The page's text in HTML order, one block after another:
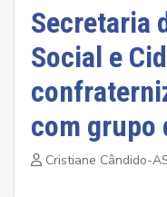
Secretaria
Social e
com grupo
Cristiane Cândido-